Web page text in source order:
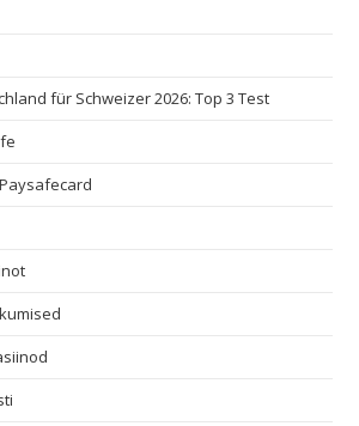
für Schweizer 2026: Top 3 Test